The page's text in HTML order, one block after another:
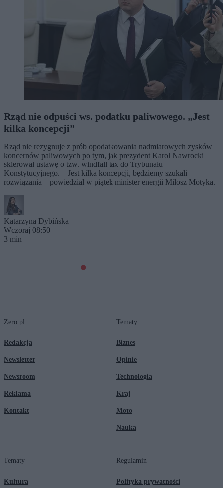
Rząd nie odpuści ws. podatku paliwowego. „Jest
kilka koncepcji”
Rząd nie rezygnuje z prób opodatkowania nadmiarowych zysków
koncernów paliwowych po tym, jak prezydent Karol Nawrocki
skierował ustawę o tzw. windfall tax do Trybunału
Konstytucyjnego. – Jest kilka koncepcji, będziemy szukali
rozwiązania – powiedział w piątek minister energii Miłosz Motyka.
Katarzyna Dybińska
Wczoraj 08:50
3 min
Zero.pl
Redakcja
Newsletter
Newsroom
Reklama
Kontakt
Tematy
Biznes
Opinie
Technologia
Kraj
Moto
Nauka
Tematy
Kultura
Regulamin
Polityka prywatności